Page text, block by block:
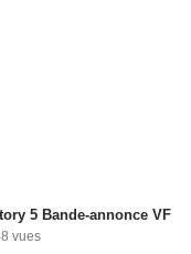
5 Bande-annonce VF
vues